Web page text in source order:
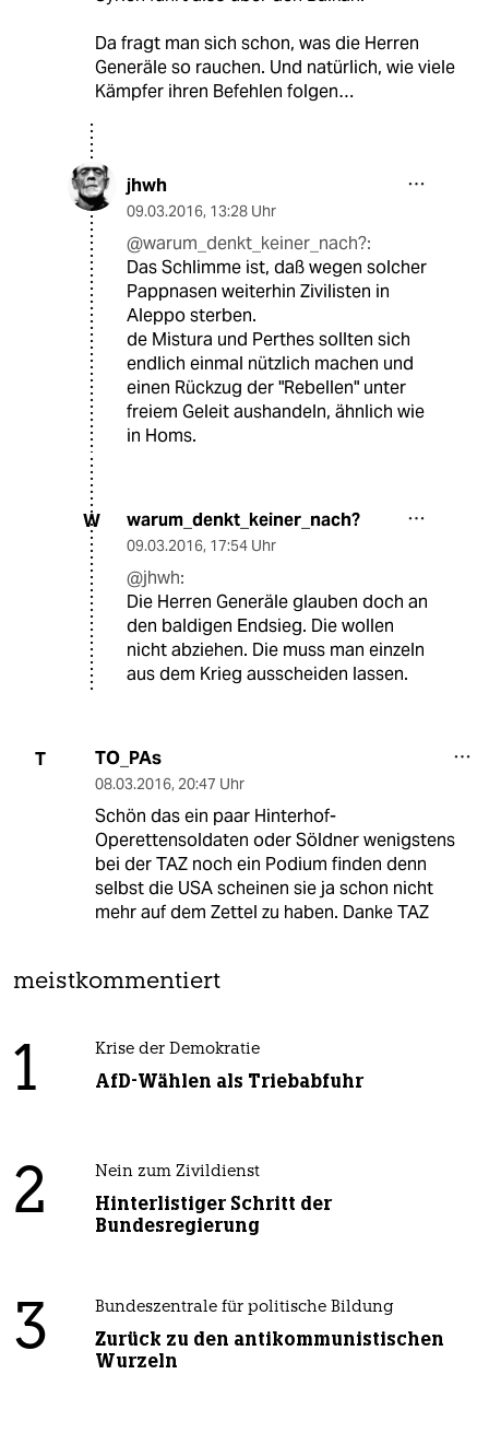
Da fragt man sich schon, was die Herren
Generäle so rauchen. Und natürlich, wie viele
Kämpfer ihren Befehlen folgen…
jhwh
09.03.2016, 13:28 Uhr
@warum_denkt_keiner_nach?:
Das Schlimme ist, daß wegen solcher
Pappnasen weiterhin Zivilisten in
Aleppo sterben.
de Mistura und Perthes sollten sich
endlich einmal nützlich machen und
einen Rückzug der "Rebellen" unter
freiem Geleit aushandeln, ähnlich wie
in Homs.
W warum_denkt_keiner_nach?
09.03.2016, 17:54 Uhr
@jhwh:
Die Herren Generäle glauben doch an
den baldigen Endsieg. Die wollen
nicht abziehen. Die muss man einzeln
aus dem Krieg ausscheiden lassen.
T TO_PAs
08.03.2016, 20:47 Uhr
Schön das ein paar Hinterhof-
Operettensoldaten oder Söldner wenigstens
bei der TAZ noch ein Podium finden denn
selbst die USA scheinen sie ja schon nicht
mehr auf dem Zettel zu haben. Danke TAZ
meistkommentiert
1 Krise der Demokratie
AfD-Wählen als Triebabfuhr
2 Nein zum Zivildienst
Hinterlistiger Schritt der
Bundesregierung
3 Bundeszentrale für politische Bildung
Zurück zu den antikommunistischen
Wurzeln